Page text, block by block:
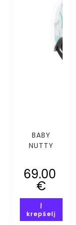
BABY
NUTTY
MIPS (XXS-
XS)
69.00
€
Į
krepšelį